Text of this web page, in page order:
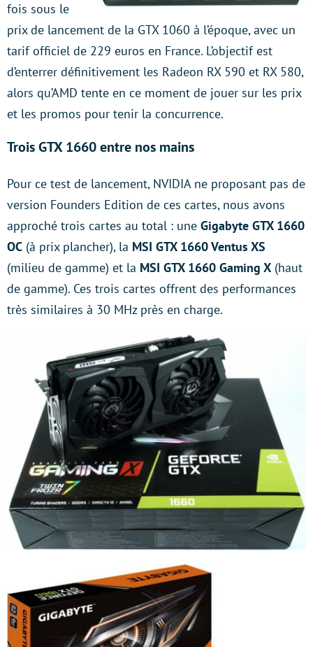
fois sous le
prix de lancement de la GTX 1060 à l’époque, avec un
tarif officiel de 229 euros en France. L’objectif est
d’enterrer définitivement les Radeon RX 590 et RX 580,
alors qu’AMD tente en ce moment de jouer sur les prix
et les promos pour tenir la concurrence.
Trois GTX 1660 entre nos mains
Pour ce test de lancement, NVIDIA ne proposant pas de
version Founders Edition de ces cartes, nous avons
approché trois cartes au total : une Gigabyte GTX 1660
OC (à prix plancher), la MSI GTX 1660 Ventus XS
(milieu de gamme) et la MSI GTX 1660 Gaming X (haut
de gamme). Ces trois cartes offrent des performances
très similaires à 30 MHz près en charge.